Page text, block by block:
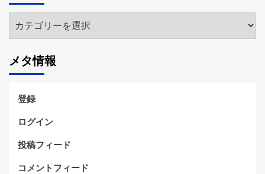
ブ
テ
リ
ー
メタ情報
登録
ログイン
投稿フィード
コメントフィード